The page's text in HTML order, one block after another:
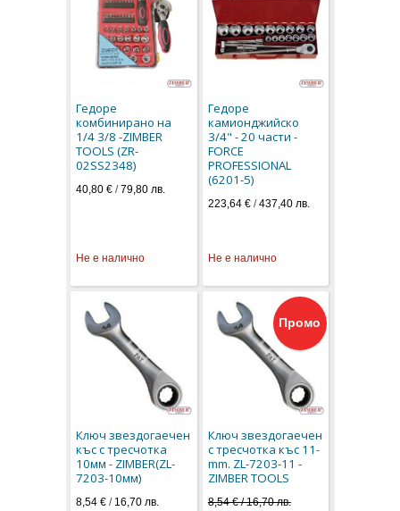
Гедоре
комбинирано на
1/4 3/8 -ZIMBER
TOOLS (ZR-
02SS2348)
40,80 € /79,80 лв.
Не е налично
Гедоре
камионджийско
3/4" - 20 части -
FORCE
PROFESSIONAL
(6201-5)
223,64 €/437,40 лв.
Не е налично
Ключ звездогаечен
къс с тресчотка
10мм - ZIMBER(ZL-
7203-10мм)
8,54 € / 16,70 лв.
Промо
Ключ звездогаечен
с тресчотка къс 11-
mm. ZL-7203-11 -
ZIMBER TOOLS
8,54 € / 16,70 лв.